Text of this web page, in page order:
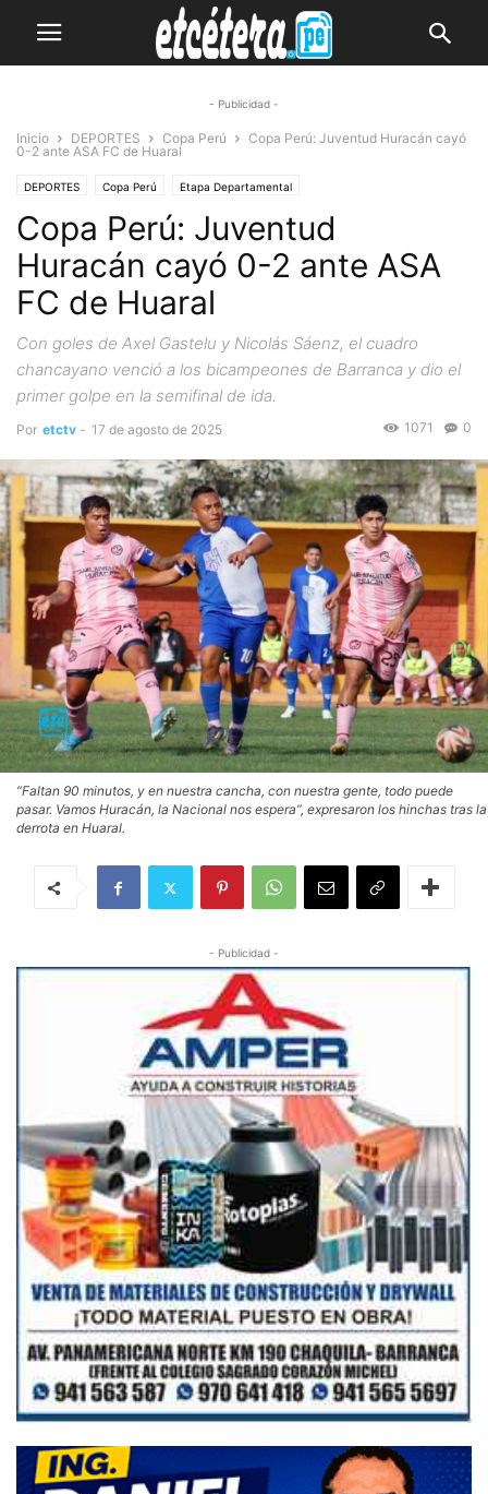
- Publicidad -
Inicio DEPORTES Copa Perú
Copa Perú: Juventud Huracán cayó
0-2 ante ASA FC de Huaral
DEPORTES Copa Perú Etapa Departamental
Copa Perú: Juventud
Huracán cayó 0-2 ante ASA
FC de Huaral
Con goles de Axel Gastelu y Nicolás Sáenz, el cuadro
chancayano venció a los bicampeones de Barranca y dio el
primer golpe en la semifinal de ida.
Por etctv - 17 de agosto de 2025 0
1071
“Faltan 90 minutos, y en nuestra cancha, con nuestra gente, todo puede
pasar. Vamos Huracán, la Nacional nos espera”, expresaron los hinchas tras la
derrota en Huaral.
- Publicidad -